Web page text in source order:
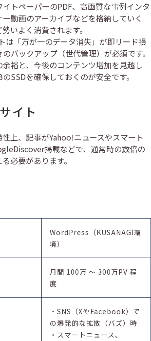
トペーパーのPDF、高画質な事例インタ
動画のアーカイブなどを格納していく
いよく消費されます。
は「万が一のデータ消失」が即リード損
バックアップ（世代管理）が必須です。
裕と、今後のコンテンツ増加を見越し
SSDを確保しておくのが安全です。
イト
上、記事がYahoo!ニュースやスマート
掲載などで、通常時の数倍の
必要があります。
WordPress（KUSANAGI環
境）
月間 100万 〜 300万PV 程
度
・SNS（XやFacebook）で
の爆発的な拡散（バズ）時
・スマートニュース、